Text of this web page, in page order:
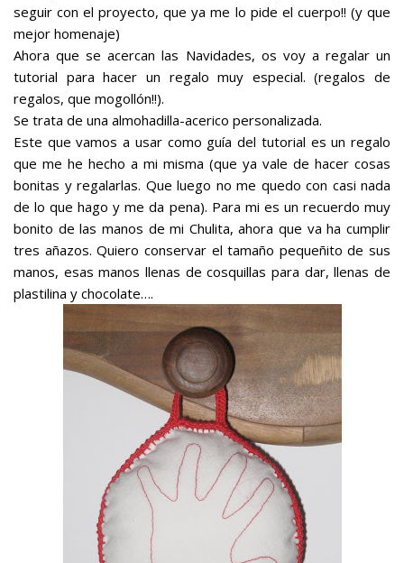
seguir con el proyecto, que ya me lo pide el cuerpo!! (y que
mejor homenaje)
Ahora que se acercan las Navidades, os voy a regalar un
tutorial para hacer un regalo muy especial. (regalos de
regalos, que mogollón!!).
Se trata de una almohadilla-acerico personalizada.
Este que vamos a usar como guía del tutorial es un regalo
que me he hecho a mi misma (que ya vale de hacer cosas
bonitas y regalarlas. Que luego no me quedo con casi nada
de lo que hago y me da pena). Para mi es un recuerdo muy
bonito de las manos de mi Chulita, ahora que va ha cumplir
tres añazos. Quiero conservar el tamaño pequeñito de sus
manos, esas manos llenas de cosquillas para dar, llenas de
plastilina y chocolate….